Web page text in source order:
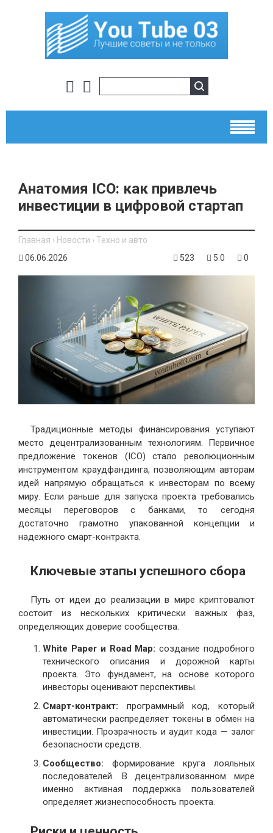
Анатомия ICO: как привлечь
инвестиции в цифровой стартап
Главная › Новости › Техно и авто
06.06.2026
523 5.0 0
Традиционные методы финансирования уступают
место децентрализованным технологиям. Первичное
предложение токенов (ICO) стало революционным
инструментом краудфандинга, позволяющим авторам
идей напрямую обращаться к инвесторам по всему
миру. Если раньше для запуска проекта требовались
месяцы переговоров с банками, то сегодня
достаточно грамотно упакованной концепции и
надежного смарт-контракта.
Ключевые этапы успешного сбора
Путь от идеи до реализации в мире криптовалют
состоит из нескольких критически важных фаз,
определяющих доверие сообщества.
White Paper и Road Map: создание подробного
технического описания и дорожной карты
проекта. Это фундамент, на основе которого
инвесторы оценивают перспективы.
Смарт-контракт: программный код, который
автоматически распределяет токены в обмен на
инвестиции. Прозрачность и аудит кода — залог
безопасности средств.
Сообщество: формирование круга лояльных
последователей. В децентрализованном мире
именно активная поддержка пользователей
определяет жизнеспособность проекта.